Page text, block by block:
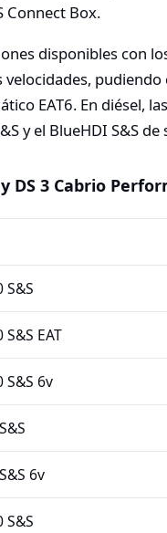
Connect Box.
disponibles con
velocidades,
EAT6. En diésel,
y el BlueHDI S&S de
DS 3 Cabrio
S&S
EAT
S&S 6v
6v
S&S